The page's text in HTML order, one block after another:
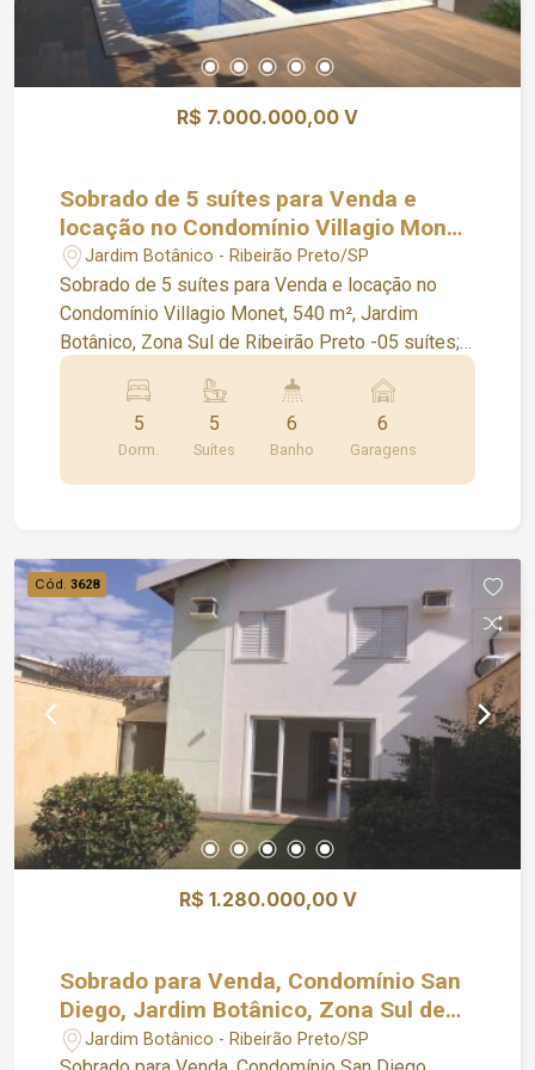
R$ 7.000.000,00 V
Sobrado de 5 suítes para Venda e
locação no Condomínio Villagio Monet,
540m², Jardim Botânico, Zona Sul de
Ribeirão Preto
Jardim Botânico - Ribeirão Preto/SP
Sobrado de 5 suítes para Venda e locação no
Condomínio Villagio Monet, 540 m², Jardim
Botânico, Zona Sul de Ribeirão Preto -05 suítes; -
Sala 03 ambientes com pé direito de 5m²; -01
lavabo; -Home office; -Cozinha; -Despensa; -
Varanda gourmet com churrasqueira; -Quintal; -
Piscina de borda infinita; -01 banheiro externo;
-Área de serviços com 01 banheiro e 01 quarto;
uma visita :) Acesse o nosso site:
www.chavesimoveisrp.com.br *Proprietário
aceita permuta*
5
Dorm.
5
Suítes
6
Banho
6
Garagens
Cód. 3628
R$ 1.280.000,00 V
Sobrado para Venda, Condomínio San
Diego, Jardim Botânico, Zona Sul de
Ribeirão Preto
Jardim Botânico - Ribeirão Preto/SP